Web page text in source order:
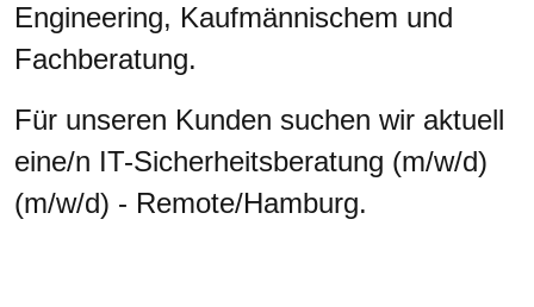
Engineering, Kaufmännischem und
Fachberatung.
Für unseren Kunden suchen wir aktuell
eine/n IT-Sicherheitsberatung (m/w/d)
(m/w/d) - Remote/Hamburg.